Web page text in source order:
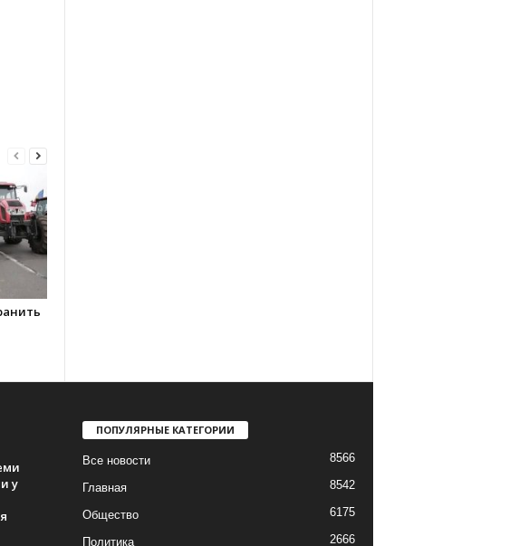
у
ПОПУЛЯРНЫЕ КАТЕГОРИИ
Все новости 8566
Главная 8542
Общество 6175
Политика 2666